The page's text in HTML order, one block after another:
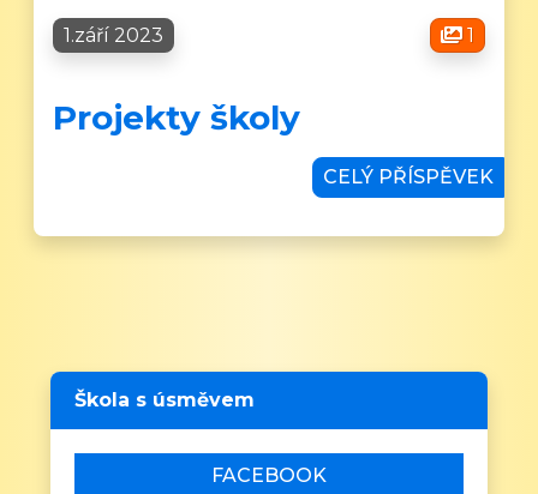
1.září 2023 1
Projekty školy
CELÝ PŘÍSPĚVEK
Škola s úsměvem
FACEBOOK